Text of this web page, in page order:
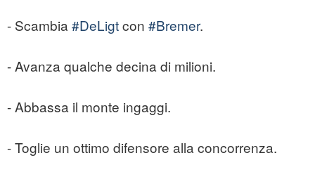
- Scambia #DeLigtcon #Bremer.
- Avanza qualche decina di milioni.
- Abbassa il monte ingaggi.
- Toglie un ottimo difensore alla concorrenza.